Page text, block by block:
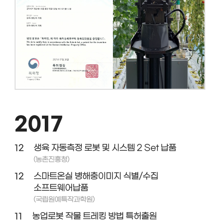
2017
12 생육 자동측정 로봇 및 시스템 2 Set 납품
(농촌진흥청)
12
스마트온실 병해충이미지 식별/수집
소프트웨어납품
(국립원예특작과학원)
11 농업로봇 작물 트레킹 방법 특허출원